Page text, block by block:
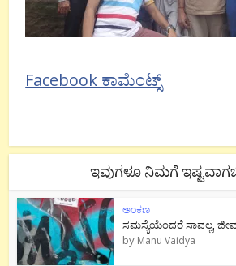
Facebook ಕಾಮೆಂಟ್ಸ್
ಇವುಗಳೂ ನಿಮಗೆ
ಅಂಕಣ
ಸಮಸ್ಯೆಯೆಂದರೆ ಸಾವಲ್ಲ,
by Manu Vaidya